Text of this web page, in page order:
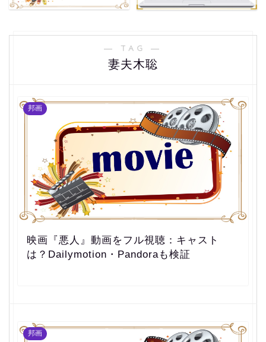
― TAG ―
妻夫木聡
邦画
映画『悪人』動画をフル視聴：キャスト
は？Dailymotion・Pandoraも検証
邦画